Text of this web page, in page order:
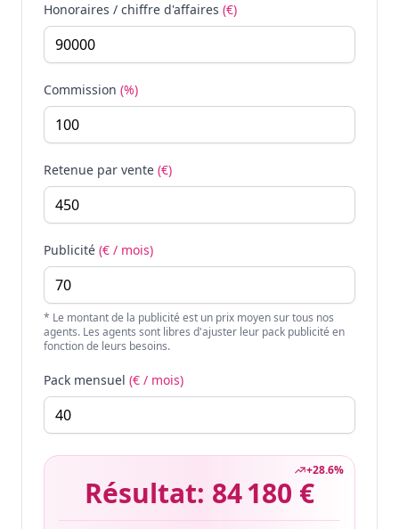
Honoraires / chiffre d'affaires (€)
Commission (%)
Retenue par vente (€)
Publicité (€ / mois)
* Le montant de la publicité est un prix moyen sur tous nos
agents. Les agents sont libres d'ajuster leur pack publicité en
fonction de leurs besoins.
Pack mensuel (€ / mois)
+28.6%
Résultat: 84 180 €